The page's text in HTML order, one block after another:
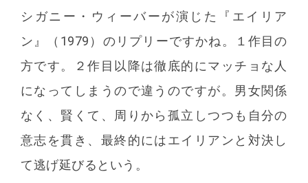
シガニー・ウィーバーが演じた『エイリア
ン』（1979）のリプリーですかね。１作目の
方です。２作目以降は徹底的にマッチョな人
になってしまうので違うのですが。男女関係
なく、賢くて、周りから孤立しつつも自分の
意志を貫き、最終的にはエイリアンと対決し
て逃げ延びるという。